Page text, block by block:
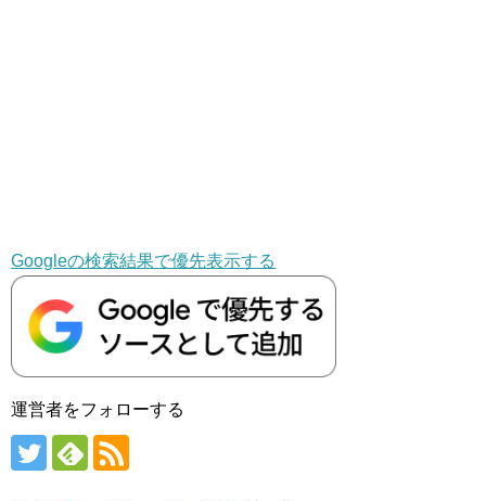
Googleの検索結果で優先表示する
運営者をフォローする